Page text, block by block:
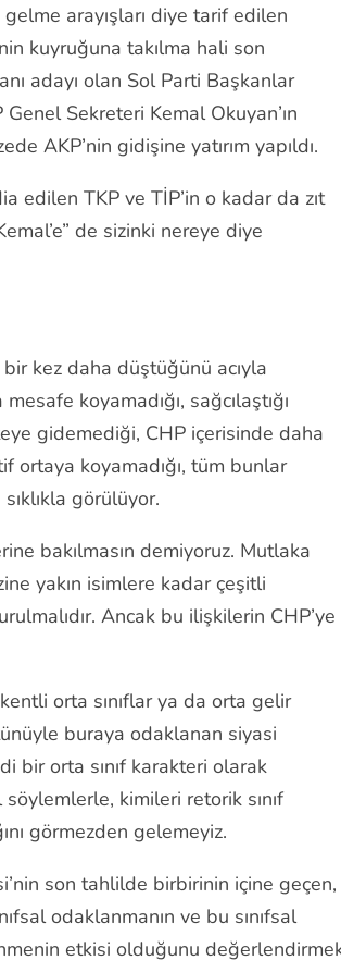
arayışları diye tarif edilen
kuyruğuna takılma hali son
adayı olan Sol Parti Başkanlar
Sekreteri Kemal Okuyan’ın
AKP’nin gidişine yatırım yapıldı.
edilen TKP ve TİP’in o kadar da zıt
de sizinki nereye diye
kez daha düştüğünü acıyla
koyamadığı, sağcılaştığı
gidemediği, CHP içerisinde daha
ortaya koyamadığı, tüm bunlar
görülüyor.
bakılmasın demiyoruz. Mutlaka
yakın isimlere kadar çeşitli
Ancak bu ilişkilerin CHP’ye
orta sınıflar ya da orta gelir
buraya odaklanan siyasi
bir orta sınıf karakteri olarak
kimileri retorik sınıf
görmezden gelemeyiz.
son tahlilde birbirinin içine geçen,
odaklanmanın ve bu sınıfsal
etkisi olduğunu